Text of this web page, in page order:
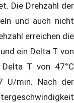
Die Drehzahl der
und auch nicht
erreichen die
ein Delta T von
T von 47°C
U/min. Nach der